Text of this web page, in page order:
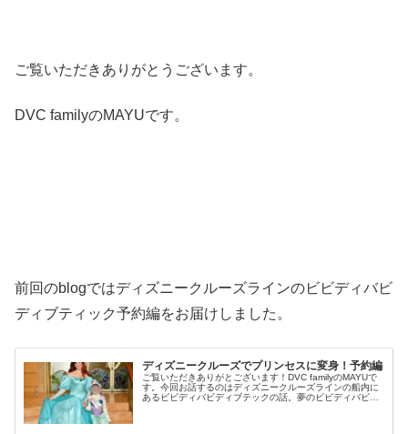
ご覧いただきありがとうございます。
DVC familyのMAYUです。
前回のblogではディズニークルーズラインのビビディバビ
ディブティック予約編をお届けしました。
ディズニークルーズでプリンセスに変身！予約編
ご覧いただきありがとございます！DVC familyのMAYUで
す。今回お話するのはディズニークルーズラインの船内に
あるビビディバビディブテックの話。夢のビビディバビデ